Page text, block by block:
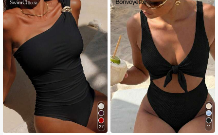
4,88 414K Seguidores
414K Seguidores
4,88 414K Seguidores
414K Seguidores
27 11